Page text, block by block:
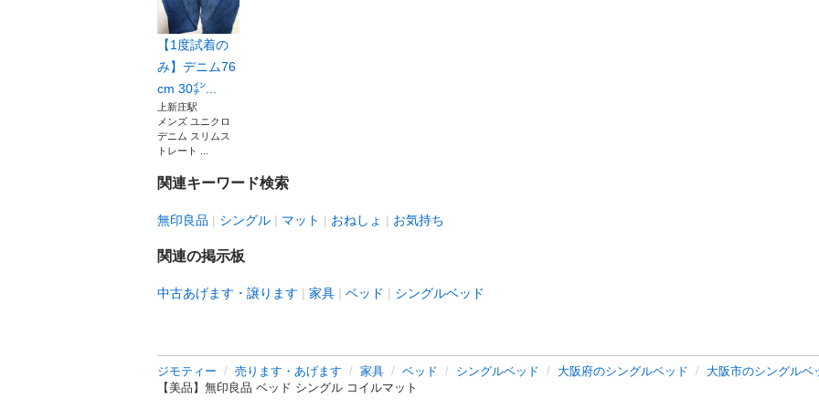
【1度試着の
み】デニム76
cm 30㌅...
上新庄駅
メンズ ユニクロ
デニム スリムス
トレート ...
関連キーワード検索
無印良品 シングル マット おねしょ お気持ち
関連の掲示板
中古あげます・譲ります 家具 ベッド シングルベッド
ジモティー 売ります・あげます 家具 ベッド シングルベッド 大阪府のシングルベッド
大阪市のシングルベ
【美品】無印良品 ベッド シングル コイルマット